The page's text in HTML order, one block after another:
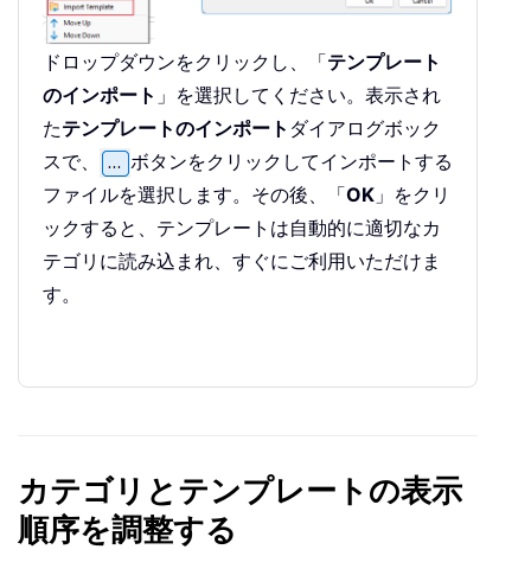
ドロップダウンをクリックし、「テンプレート
のインポート 」を選択してください。表示され
たテンプレートのインポート ダイアログボック
スで、
ボタンをクリックしてインポートする
ファイルを選択します。その後、「OK 」をクリ
ックすると、テンプレートは自動的に適切なカ
テゴリに読み込まれ、すぐにご利用いただけま
す。
カテゴリとテンプレートの表示
順序を調整する